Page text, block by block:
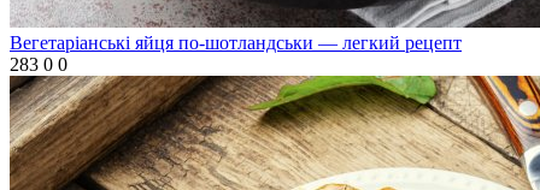
Вегетаріанські яйця по-шотландськи — легкий рецепт
283 0 0